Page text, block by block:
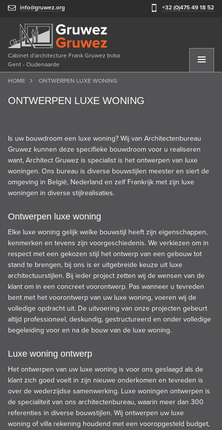
info@gruwez.org +32 (0)475 49 18 52
Cabinet d'architecture Frank Gruwez bvba
Gent - Oudenaarde
HOME ONTWERPEN LUXE WONING
ONTWERPEN LUXE WONING
Is uw bouwdroom een luxe woning? Wij van Architectenbureau
Gruwez kunnen deze specifieke bouwdroom voor u realiseren
want, Architect Gruwez is specialist is het ontwerpen van luxe
woningen. Ons bureau is diverse bouwstijlen meester en siert de
omgeving in België, Nederland en zelf Frankrijk met zijn luxe
woningen in diverse stijlrealisaties.
Ontwerpen luxe woning
Elke luxe woning gelijk welke bouwstijl heeft zijn eigenschappen,
kenmerken en tevens zijn voorgeschiedenis. We verkiezen om in
respect met een gekozen stijl het ontwerp van een gebouw tot
stand te brengen, bij ons is er uitgebreide keuze uit luxe
architectuurstijlen. Bij ieder project zetten wij de wensen van de
klant om in een concreet voorontwerp. Pas wanneer u tevreden
bent met het voorontwerp van uw luxe woning, voeren wij de
volledige opdracht uit. De uitvoering van onze projecten gebeurt
altijd professioneel, deskundig, gestructureerd en onder volledige
begeleiding voor en na de bouw van de luxe woning.
Luxe woning ontwerp
Het ontwerpen van uw luxe woning is voor ons geslaagd als de
klant zich goed voelt in zijn nieuwe onderkomen en tevreden is
over de wederzijdse samenwerking. Luxe woningen ontwerpen is
de specialiteit van ons architectenbureau, waarin meer dan 300
referenties in diverse bouwstijlen. Wij ontwerpen uw luxe
woning of villa rekening houdend met een vooropgesteld budget,